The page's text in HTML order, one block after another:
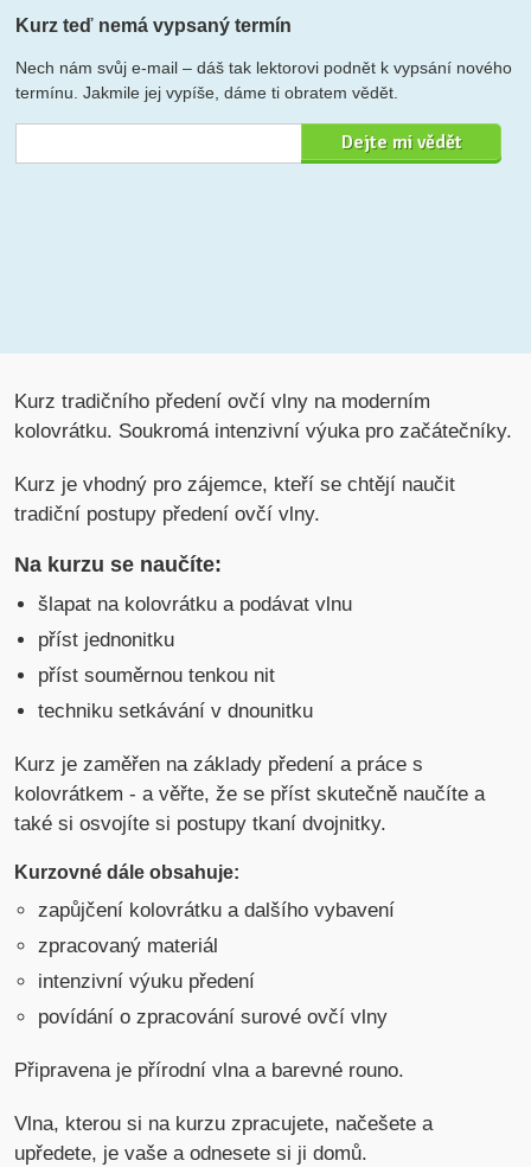
Kurz teď nemá vypsaný termín
Nech nám svůj e-mail – dáš tak lektorovi podnět k vypsání nového
termínu. Jakmile jej vypíše, dáme ti obratem vědět.
Kurz tradičního předení ovčí vlny na moderním
kolovrátku. Soukromá intenzivní výuka pro začátečníky.
Kurz je vhodný pro zájemce, kteří se chtějí naučit
tradiční postupy předení ovčí vlny.
Na kurzu se naučíte:
šlapat na kolovrátku a podávat vlnu
příst jednonitku
příst souměrnou tenkou nit
techniku setkávání v dnounitku
Kurz je zaměřen na základy předení a práce s
kolovrátkem - a věřte, že se příst skutečně naučíte a
také si osvojíte si postupy tkaní dvojnitky.
Kurzovné dále obsahuje:
zapůjčení kolovrátku a dalšího vybavení
zpracovaný materiál
intenzivní výuku předení
povídání o zpracování surové ovčí vlny
Připravena je přírodní vlna a barevné rouno.
Vlna, kterou si na kurzu zpracujete, načešete a
upředete, je vaše a odnesete si ji domů.